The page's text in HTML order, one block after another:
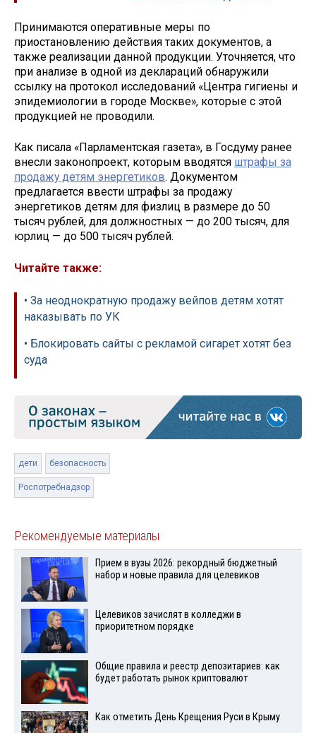
Принимаются оперативные меры по
приостановлению действия таких документов, а
также реализации данной продукции. Уточняется, что
при анализе в одной из деклараций обнаружили
ссылку на протокол исследований «Центра гигиены и
эпидемиологии в городе Москве», которые с этой
продукцией не проводили.
Как писала «Парламентская газета», в Госдуму ранее
внесли законопроект, которым вводятся штрафы за
продажу детям энергетиков. Документом
предлагается ввести штрафы за продажу
энергетиков детям для физлиц в размере до 50
тысяч рублей, для должностных — до 200 тысяч, для
юрлиц — до 500 тысяч рублей.
Читайте также:
• За неоднократную продажу вейпов детям хотят
наказывать по УК
• Блокировать сайты с рекламой сигарет хотят без
суда
дети безопасность
Роспотребнадзор
Рекомендуемые материалы
Прием в вузы 2026: рекордный бюджетный
набор и новые правила для целевиков
Целевиков зачислят в колледжи в
приоритетном порядке
Общие правила и реестр депозитариев: как
будет работать рынок криптовалют
Как отметить День Крещения Руси в Крыму